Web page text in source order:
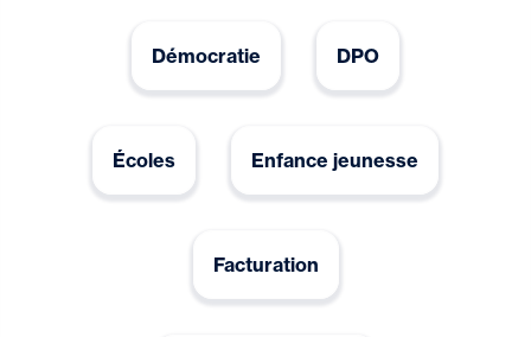
Démocratie DPO
Écoles Enfance jeunesse
Facturation